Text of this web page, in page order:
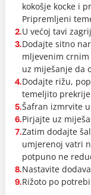
kokošje kocke i
Pripremljeni
2.U većoj tavi
3.Dodajte sitno
mljevenim
uz miješanje da
4.Dodajte rižu,
temeljito
5.Šafran izmrvite
6.Pirjajte uz
7.Zatim dodajte
umjerenoj vatri
potpuno ne
8.Nastavite
9.Rižoto po